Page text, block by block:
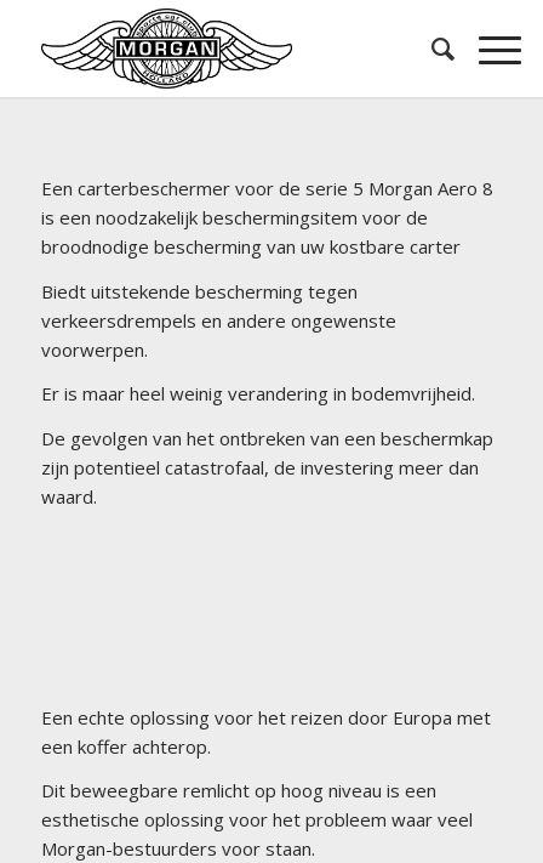
Een carterbeschermer voor de serie 5 Morgan Aero 8
is een noodzakelijk beschermingsitem voor de
broodnodige bescherming van uw kostbare carter
Biedt uitstekende bescherming tegen
verkeersdrempels en andere ongewenste
voorwerpen.
Er is maar heel weinig verandering in bodemvrijheid.
De gevolgen van het ontbreken van een beschermkap
zijn potentieel catastrofaal, de investering meer dan
waard.
Een echte oplossing voor het reizen door Europa met
een koffer achterop.
Dit beweegbare remlicht op hoog niveau is een
esthetische oplossing voor het probleem waar veel
Morgan-bestuurders voor staan.